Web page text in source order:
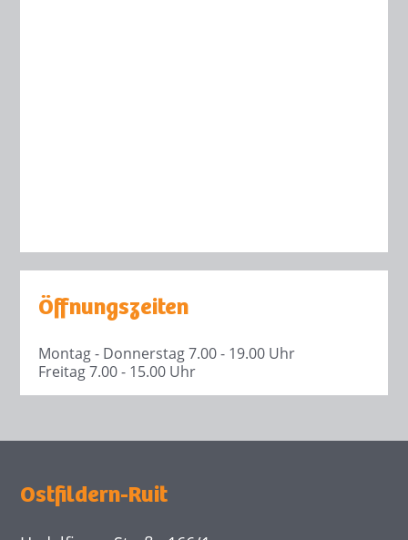
Öffnungszeiten
Montag - Donnerstag 7.00 - 19.00 Uhr
Freitag 7.00 - 15.00 Uhr
Ostfildern-Ruit